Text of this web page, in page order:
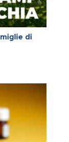
di